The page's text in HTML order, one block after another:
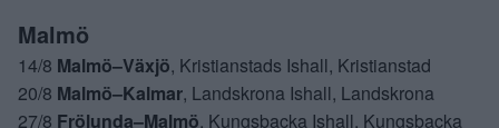
Malmö
14/8 Malmö–Växjö, Kristianstads Ishall, Kristianstad
20/8 Malmö–Kalmar, Landskrona Ishall, Landskrona
27/8 Frölunda–Malmö, Kungsbacka Ishall, Kungsbacka